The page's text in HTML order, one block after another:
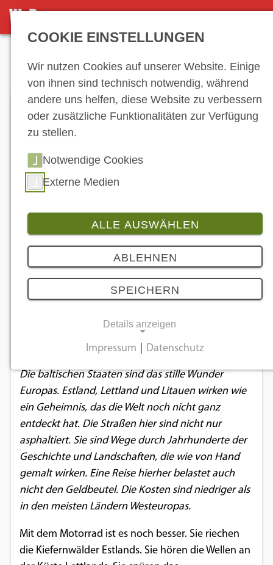
DETAILSEITE
Eine Reise durch den Charme der
Ostsee
Die baltischen Staaten sind das stille Wunder
Europas. Estland, Lettland und Litauen wirken wie
ein Geheimnis, das die Welt noch nicht ganz
entdeckt hat. Die Straßen hier sind nicht nur
asphaltiert. Sie sind Wege durch Jahrhunderte der
Geschichte und Landschaften, die wie von Hand
gemalt wirken. Eine Reise hierher belastet auch
nicht den Geldbeutel. Die Kosten sind niedriger als
in den meisten Ländern Westeuropas.
Mit dem Motorrad ist es noch besser. Sie riechen
die Kiefernwälder Estlands. Sie hören die Wellen an
COOKIE EINSTELLUNGEN
Wir nutzen Cookies auf unserer Website. Einige
von ihnen sind technisch notwendig, während
andere uns helfen, diese Website zu verbessern
oder zusätzliche Funktionalitäten zur Verfügung
zu stellen.
Notwendige Cookies
Externe Medien
ALLE AUSWÄHLEN
ABLEHNEN
SPEICHERN
Details anzeigen
grundlegende Funktionen und sind für die
einwandfreie Funktion der Website
Einverständnis-Cookie
Name:
cookie_consent
Zweck:
Dieser Cookie speichert die ausgewählten
Einverständnis-Optionen des Benutzers
Impressum Datenschutz